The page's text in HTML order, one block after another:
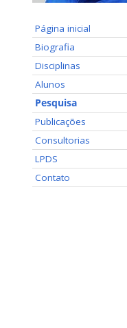
Página inicial
Biografia
Disciplinas
Alunos
Pesquisa
Publicações
Consultorias
LPDS
Contato